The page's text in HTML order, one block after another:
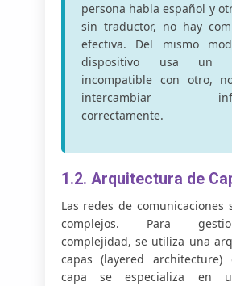
persona habla español y
sin traductor, no hay
efectiva. Del mismo
dispositivo usa un
incompatible con otro,
intercambiar
correctamente.
1.2. Arquitectura de
Las redes de comunicaciones
complejos. Para
complejidad, se utiliza una
capas (layered architecture)
capa se especializa en